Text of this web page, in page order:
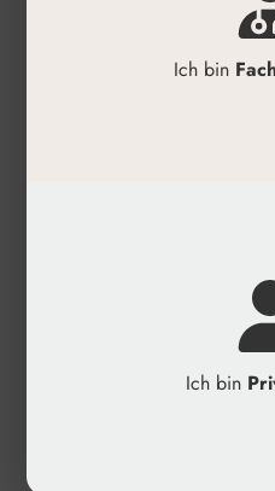
Verwendbar mit
ästhetische und
Kategorie:
Ich bin
Ich bin